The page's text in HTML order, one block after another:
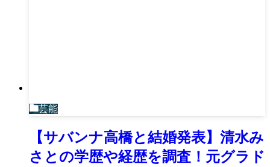
芸能
【サバンナ高橋と結婚発表】清水み
さとの学歴や経歴を調査！元グラド